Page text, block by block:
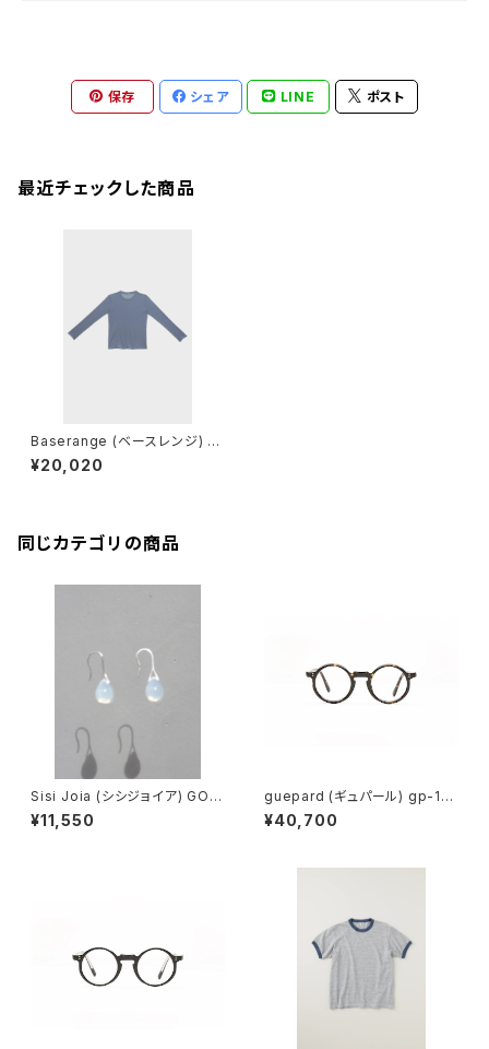
保存 シェア LINE ポスト
最近チェックした商品
Baserange (ベースレンジ) B
AMBOO LYOCELL LONG SL
EEVE TEE (KOEL BLUE)
¥20,020
同じカテゴリの商品
Sisi Joia (シシジョイア) GOT
A Mini earrings (Opaline w
hite)
¥11,550
guepard (ギュパール) gp-11
ecaille (clear lens) メガネ
¥40,700